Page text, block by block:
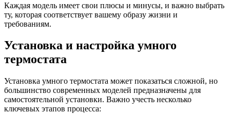
Каждая модель имеет свои плюсы и минусы, и важно выбрать
ту, которая соответствует вашему образу жизни и
требованиям.
Установка и настройка умного
термостата
Установка умного термостата может показаться сложной, но
большинство современных моделей предназначены для
самостоятельной установки. Важно учесть несколько
ключевых этапов процесса: